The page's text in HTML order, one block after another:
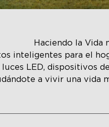
Haciendo la Vida
inteligentes para el
LED, dispositivos
a vivir una vida